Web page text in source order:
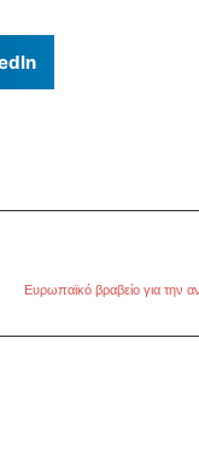
Ευρωπαϊκό βραβείο για την